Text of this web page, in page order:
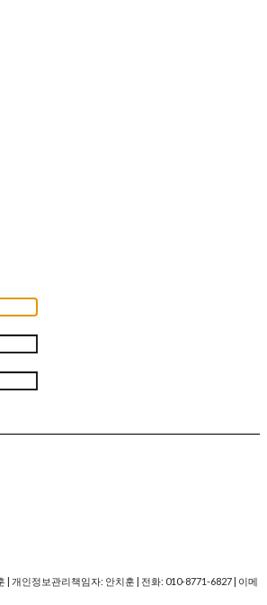
| 개인정보관리책임자: 안치훈 | 전화: 010-8771-6827 | 이메